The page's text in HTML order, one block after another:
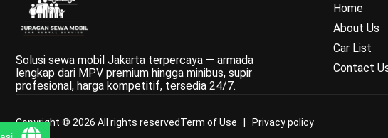
Solusi sewa mobil Jakarta terpercaya — armada
lengkap dari MPV premium hingga minibus, supir
profesional, harga kompetitif, tersedia 24/7.
Home
About Us
Car List
Contact
Copyright © 2026 All rights reservedTerm of Use | Privacy policy